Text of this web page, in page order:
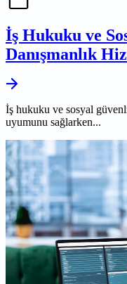
İş Hukuku ve
Danışmanlık
İş hukuku ve sosyal
uyumunu sağlarken...